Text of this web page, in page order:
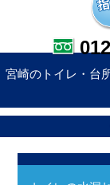
宮崎のトイレ・台